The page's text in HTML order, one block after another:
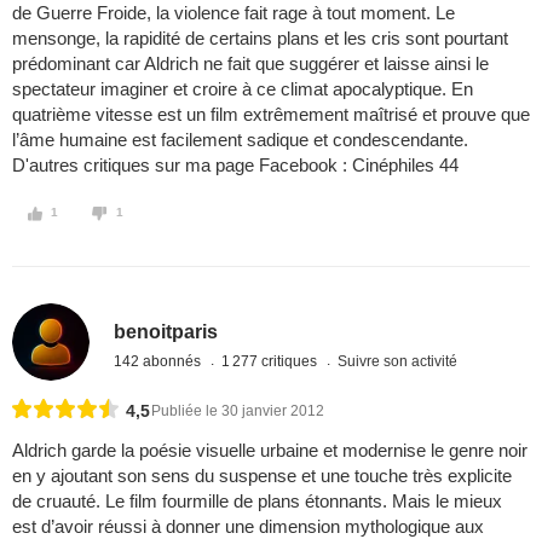
de Guerre Froide, la violence fait rage à tout moment. Le
mensonge, la rapidité de certains plans et les cris sont pourtant
prédominant car Aldrich ne fait que suggérer et laisse ainsi le
spectateur imaginer et croire à ce climat apocalyptique. En
quatrième vitesse est un film extrêmement maîtrisé et prouve que
l’âme humaine est facilement sadique et condescendante.
D'autres critiques sur ma page Facebook : Cinéphiles 44
1 1
benoitparis
142 abonnés 1 277 critiques Suivre son activité
4,5 Publiée le 30 janvier 2012
Aldrich garde la poésie visuelle urbaine et modernise le genre noir
en y ajoutant son sens du suspense et une touche très explicite
de cruauté. Le film fourmille de plans étonnants. Mais le mieux
est d’avoir réussi à donner une dimension mythologique aux